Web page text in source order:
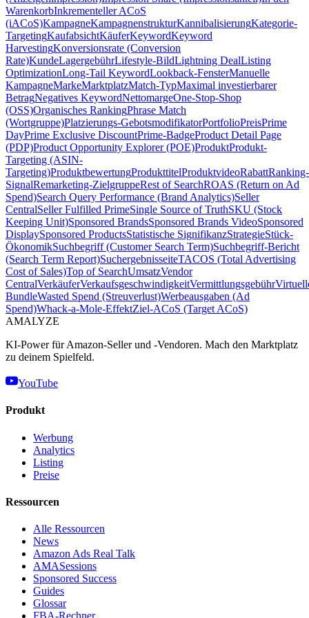
WarenkorbInkrementeller ACoS
(iACoS)KampagneKampagnenstrukturKannibalisierungKategorie-
TargetingKaufabsichtKäuferKeywordKeyword
HarvestingKonversionsrate (Conversion
Rate)KundeLagergebührLifestyle-BildLightning DealListing
OptimizationLong-Tail KeywordLookback-FensterManuelle
KampagneMarkeMarktplatzMatch-TypMaximal investierbarer
BetragNegatives KeywordNettomargeOne-Stop-Shop
(OSS)Organisches RankingPhrase Match
(Wortgruppe)Platzierungs-GebotsmodifikatorPortfolioPreisPrime
DayPrime Exclusive DiscountPrime-BadgeProduct Detail Page
(PDP)Product Opportunity Explorer (POE)ProduktProdukt-
Targeting (ASIN-
Targeting)ProduktbewertungProdukttitelProduktvideoRabattRanking-
SignalRemarketing-ZielgruppeRest of SearchROAS (Return on Ad
Spend)Search Query Performance (Brand Analytics)Seller
CentralSeller Fulfilled PrimeSingle Source of TruthSKU (Stock
Keeping Unit)Sponsored BrandsSponsored Brands VideoSponsored
DisplaySponsored ProductsStatistische SignifikanzStrategieStück-
ÖkonomikSuchbegriff (Customer Search Term)Suchbegriff-Bericht
(Search Term Report)SuchergebnisseiteTACOS (Total Advertising
Cost of Sales)Top of SearchUmsatzVendor
CentralVerkäuferVerkaufsgeschwindigkeitVermittlungsgebühr
BundleWasted Spend (Streuverlust)Werbeausgaben (Ad
Spend)Whack-a-Mole-EffektZiel-ACoS (Target ACoS)
AMALYZE
KI-Power für Amazon-Seller und -Vendoren. Mach den Marktplatz
zu deinem Spielfeld.
YouTube
Produkt
Werbung
Analytics
Listing
Preise
Ressourcen
Alle Ressourcen
News
Amazon Ads Real Talk
AMASessions
Sponsored Success
Guides
Glossar